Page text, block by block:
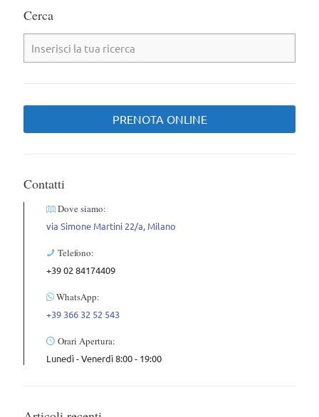
Cerca
PRENOTA ONLINE
Contatti
Dove siamo:
via Simone Martini 22/a, Milano
Telefono:
+39 02 84174409
WhatsApp:
+39 366 32 52 543
Orari Apertura:
Lunedì - Venerdì 8:00 - 19:00